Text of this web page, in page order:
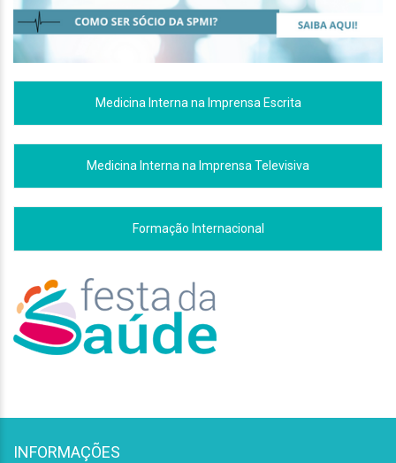
Medicina Interna na Imprensa Escrita
Medicina Interna na Imprensa Televisiva
Formação Internacional
INFORMAÇÕES